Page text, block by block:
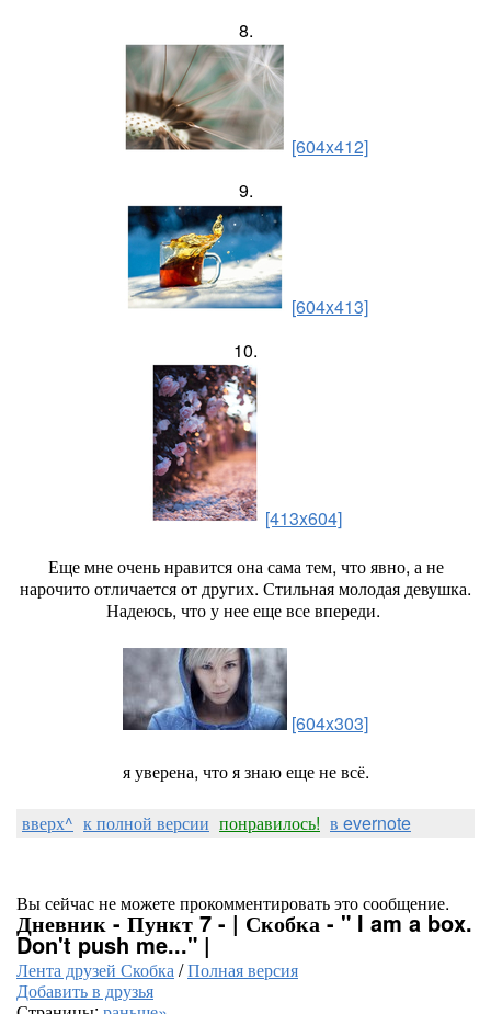
8.
[604x412]
9.
[604x413]
10.
[413x604]
Еще мне очень нравится она сама тем, что явно, а не
нарочито отличается от других. Стильная молодая девушка.
Надеюсь, что у нее еще все впереди.
[604x303]
я уверена, что я знаю еще не всё.
вверх^ к полной версии понравилось! в evernote
Вы сейчас не можете прокомментировать это сообщение.
Дневник - Пункт 7 - | Скобка - " I am a box.
Don't push me..." |
Лента друзей Скобка/Полная версия
Добавить в друзья